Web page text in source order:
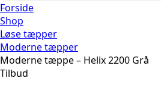
Forside
Shop
Løse tæpper
Moderne tæpper
Moderne tæppe – Helix 2200 Grå
Tilbud